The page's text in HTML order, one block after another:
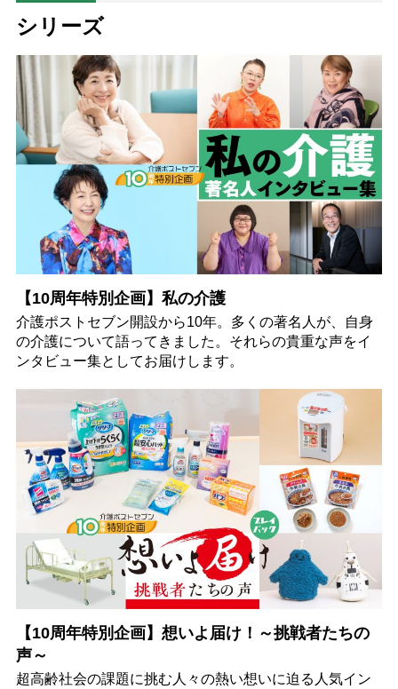
シリーズ
【10周年特別企画】私の介護
介護ポストセブン開設から10年。多くの著名人が、自身
の介護について語ってきました。それらの貴重な声をイ
ンタビュー集としてお届けします。
【10周年特別企画】想いよ届け！～挑戦者たちの
声～
超高齢社会の課題に挑む人々の熱い想いに迫る人気イン